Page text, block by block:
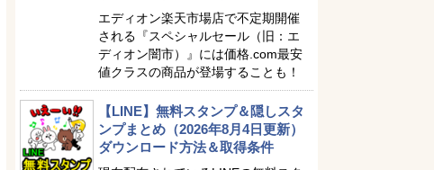
エディオン楽天市場店で不定期開催
される『スペシャルセール（旧：エ
ディオン闇市）』には価格.com最安
値クラスの商品が登場することも！
【LINE】無料スタンプ＆隠しスタ
ンプまとめ（2026年8月4日更新）
ダウンロード方法＆取得条件